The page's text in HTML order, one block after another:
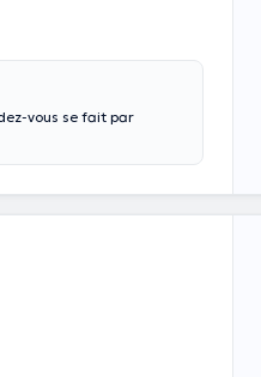
vous se fait par